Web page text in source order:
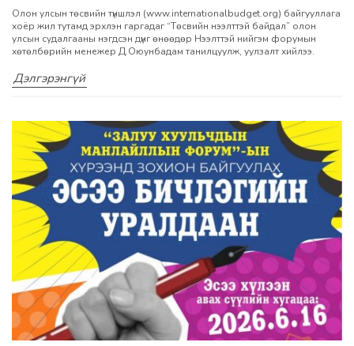
Олон улсын төсвийн түншлэл (www.internationalbudget.org) байгууллага
хоёр жил тутамд эрхлэн гаргадаг “Төсвийн нээлттэй байдал” олон
улсын судалгааны нэгдсэн дүнг өнөөдөр Нээлттэй нийгэм форумын
хөтөлбөрийн менежер Д.Оюунбадам танилцуулж, уулзалт хийлээ.
Дэлгэрэнгүй